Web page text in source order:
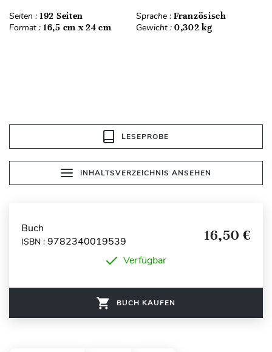
Seiten : 192 Seiten Sprache : Französisch
Format : 16,5 cm x 24 cm Gewicht : 0,302 kg
LESEPROBE
INHALTSVERZEICHNIS ANSEHEN
Buch
ISBN : 9782340019539 16,50 €
Verfügbar
BUCH KAUFEN